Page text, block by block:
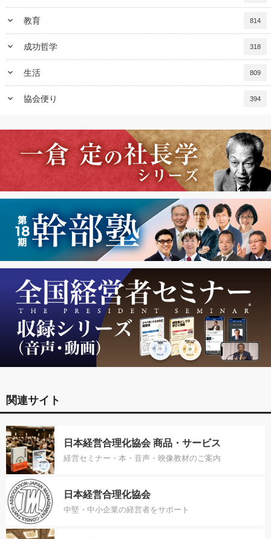
keyboard_arrow_down 教育 814
keyboard_arrow_down 成功哲学 318
keyboard_arrow_down 生活 809
keyboard_arrow_down 協会便り 394
関連サイト
日本経営合理化協会 商品・サービス
経営セミナー・本・音声・映像教材のご案内
日本経営合理化協会
中堅・中小企業の経営者をサポート